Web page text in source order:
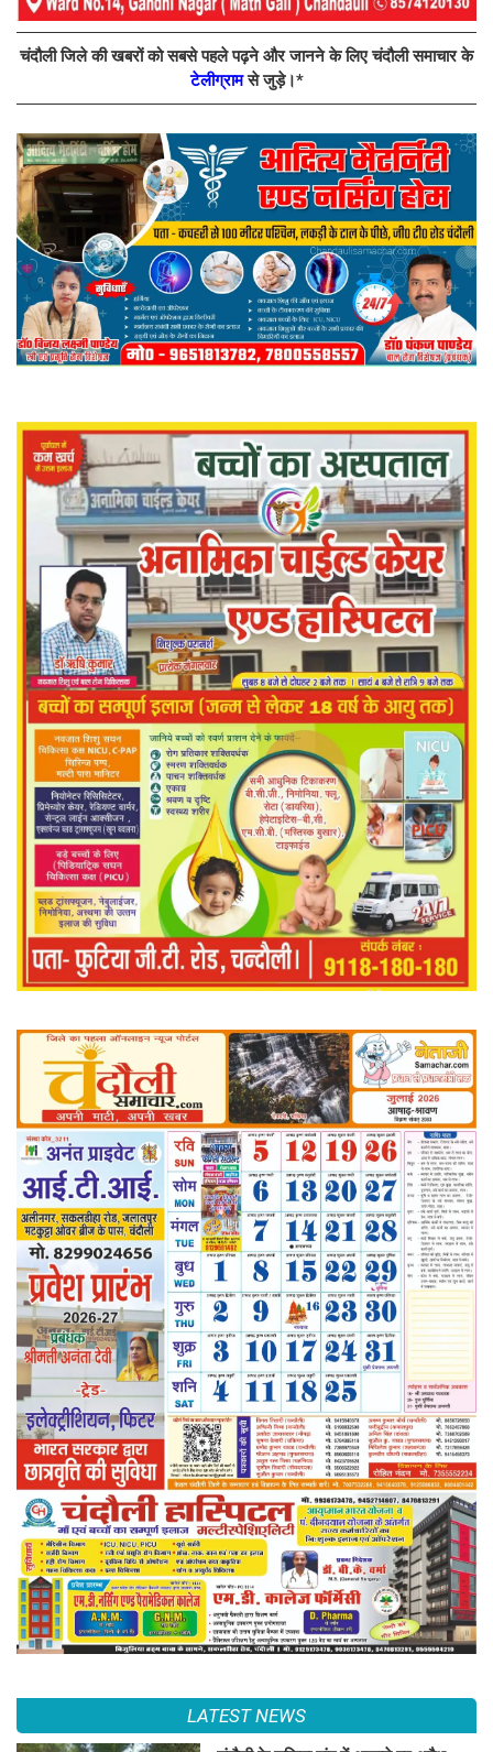
चंदौली जिले की खबरों को सबसे पहले पढ़ने और जानने के लिए चंदौली समाचार के
टेलीग्रामसे जुड़े।*
LATEST NEWS